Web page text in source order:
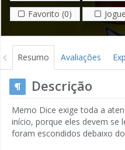
Favorito (0)
Resumo Avaliações
Descrição
Memo Dice exige toda a
início, porque eles devem se
foram escondidos debaixo